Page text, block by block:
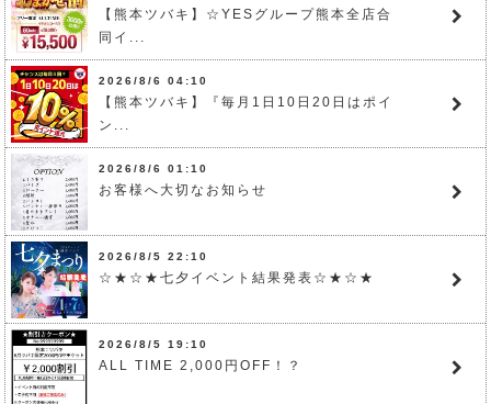
【熊本ツバキ】☆YESグループ熊本全店合
同イ...
2026/8/6 04:10
【熊本ツバキ】『毎月1日10日20日はポイ
ン...
2026/8/6 01:10
お客様へ大切なお知らせ
2026/8/5 22:10
☆★☆★七夕イベント結果発表☆★☆★
2026/8/5 19:10
ALL TIME 2,000円OFF！？